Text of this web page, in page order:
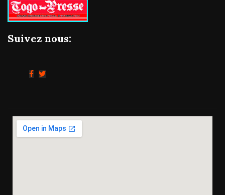
Suivez nous: